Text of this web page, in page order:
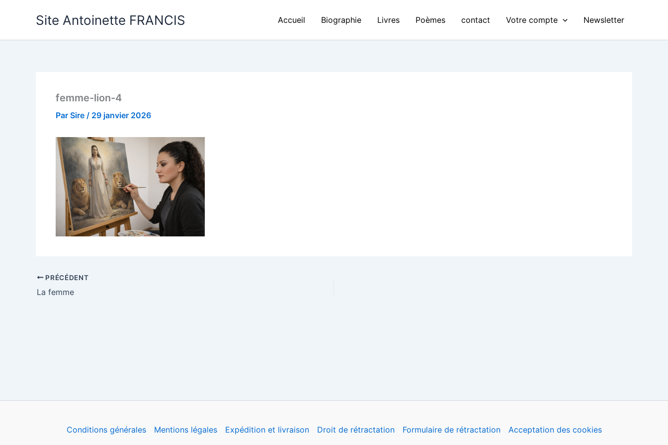
Site Antoinette FRANCIS Accueil Biographie Livres Poèmes contact Votre compte Newsletter
femme-lion-4
Par Sire / 29 janvier 2026
PRÉCÉDENT
La femme
Conditions générales Mentions légales Expédition et livraison Droit de rétractation Formulaire de rétractation Acceptation des cookies